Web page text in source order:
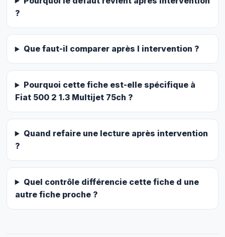
?
Que faut-il comparer après l intervention ?
Pourquoi cette fiche est-elle spécifique à
Fiat 500 2 1.3 Multijet 75ch ?
Quand refaire une lecture après intervention
?
Quel contrôle différencie cette fiche d une
autre fiche proche ?